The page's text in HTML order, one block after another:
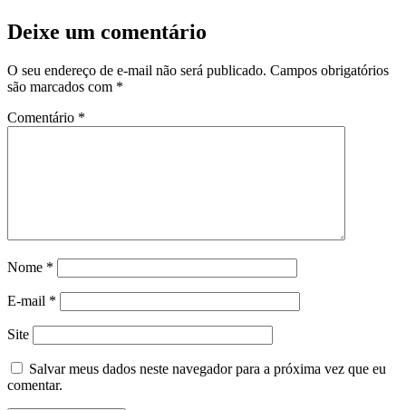
Deixe um comentário
O seu endereço de e-mail não será publicado. Campos obrigatórios
são marcados com *
Comentário *
Nome *
E-mail *
Site
Salvar meus dados neste navegador para a próxima vez que eu
comentar.